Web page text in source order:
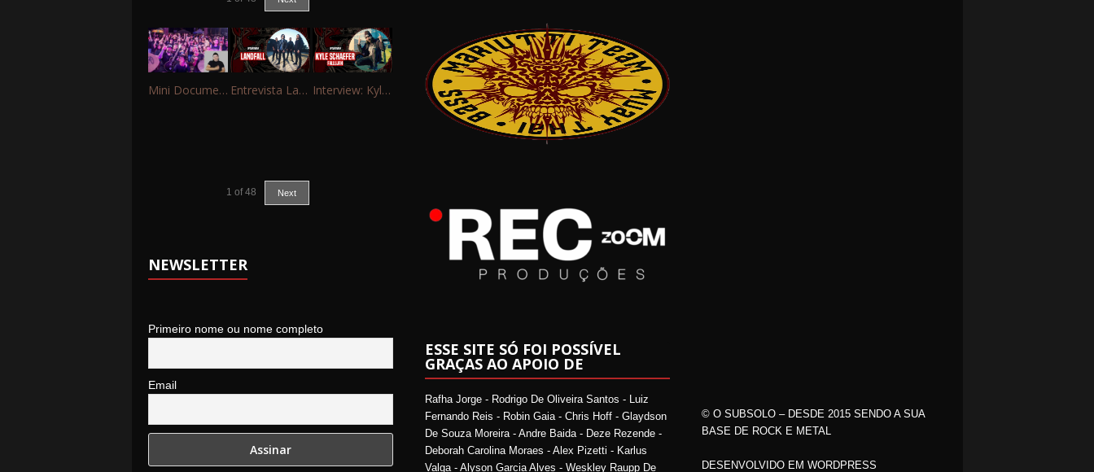
Mini Documentário – 10 Anos de Portinho Rock Entrevista Landfall Interview: Kyle Schaefer (Fallujah)
1 of 48 Next
NEWSLETTER
Primeiro nome ou nome completo
Email
ESSE SITE SÓ FOI POSSÍVEL
GRAÇAS AO APOIO DE
Rafha Jorge - Rodrigo De Oliveira Santos - Luiz
Fernando Reis - Robin Gaia - Chris Hoff - Glaydson
De Souza Moreira - Andre Baida - Deze Rezende -
Deborah Carolina Moraes - Alex Pizetti - Karlus
Valga - Alyson Garcia Alves - Weskley Raupp De
© O SUBSOLO – DESDE 2015 SENDO A SUA
BASE DE ROCK E METAL
DESENVOLVIDO EM WORDPRESS